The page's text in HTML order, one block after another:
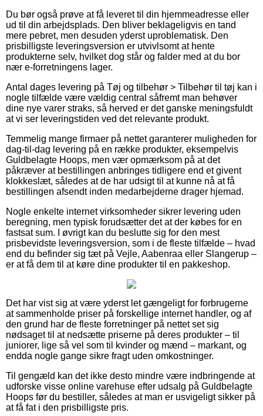
Du bør også prøve at få leveret til din hjemmeadresse eller
ud til din arbejdsplads. Den bliver beklageligvis en tand
mere pebret, men desuden yderst uproblematisk. Den
prisbilligste leveringsversion er utvivlsomt at hente
produkterne selv, hvilket dog står og falder med at du bor
nær e-forretningens lager.
Antal dages levering på Tøj og tilbehør > Tilbehør til tøj kan i
nogle tilfælde være vældig central såfremt man behøver
dine nye varer straks, så herved er det ganske meningsfuldt
at vi ser leveringstiden ved det relevante produkt.
Temmelig mange firmaer på nettet garanterer muligheden for
dag-til-dag levering på en række produkter, eksempelvis
Guldbelagte Hoops, men vær opmærksom på at det
påkræver at bestillingen anbringes tidligere end et givent
klokkeslæt, således at de har udsigt til at kunne nå at få
bestillingen afsendt inden medarbejderne drager hjemad.
Nogle enkelte internet virksomheder sikrer levering uden
beregning, men typisk forudsætter det at der købes for en
fastsat sum. I øvrigt kan du beslutte sig for den mest
prisbevidste leveringsversion, som i de fleste tilfælde – hvad
end du befinder sig tæt på Vejle, Aabenraa eller Slangerup –
er at få dem til at køre dine produkter til en pakkeshop.
Det har vist sig at være yderst let gængeligt for forbrugerne
at sammenholde priser på forskellige internet handler, og af
den grund har de fleste forretninger på nettet set sig
nødsaget til at nedsætte priserne på deres produkter – til
juniorer, lige så vel som til kvinder og mænd – markant, og
endda nogle gange sikre fragt uden omkostninger.
Til gengæld kan det ikke desto mindre være indbringende at
udforske visse online varehuse efter udsalg på Guldbelagte
Hoops før du bestiller, således at man er usvigeligt sikker på
at få fat i den prisbilligste pris.